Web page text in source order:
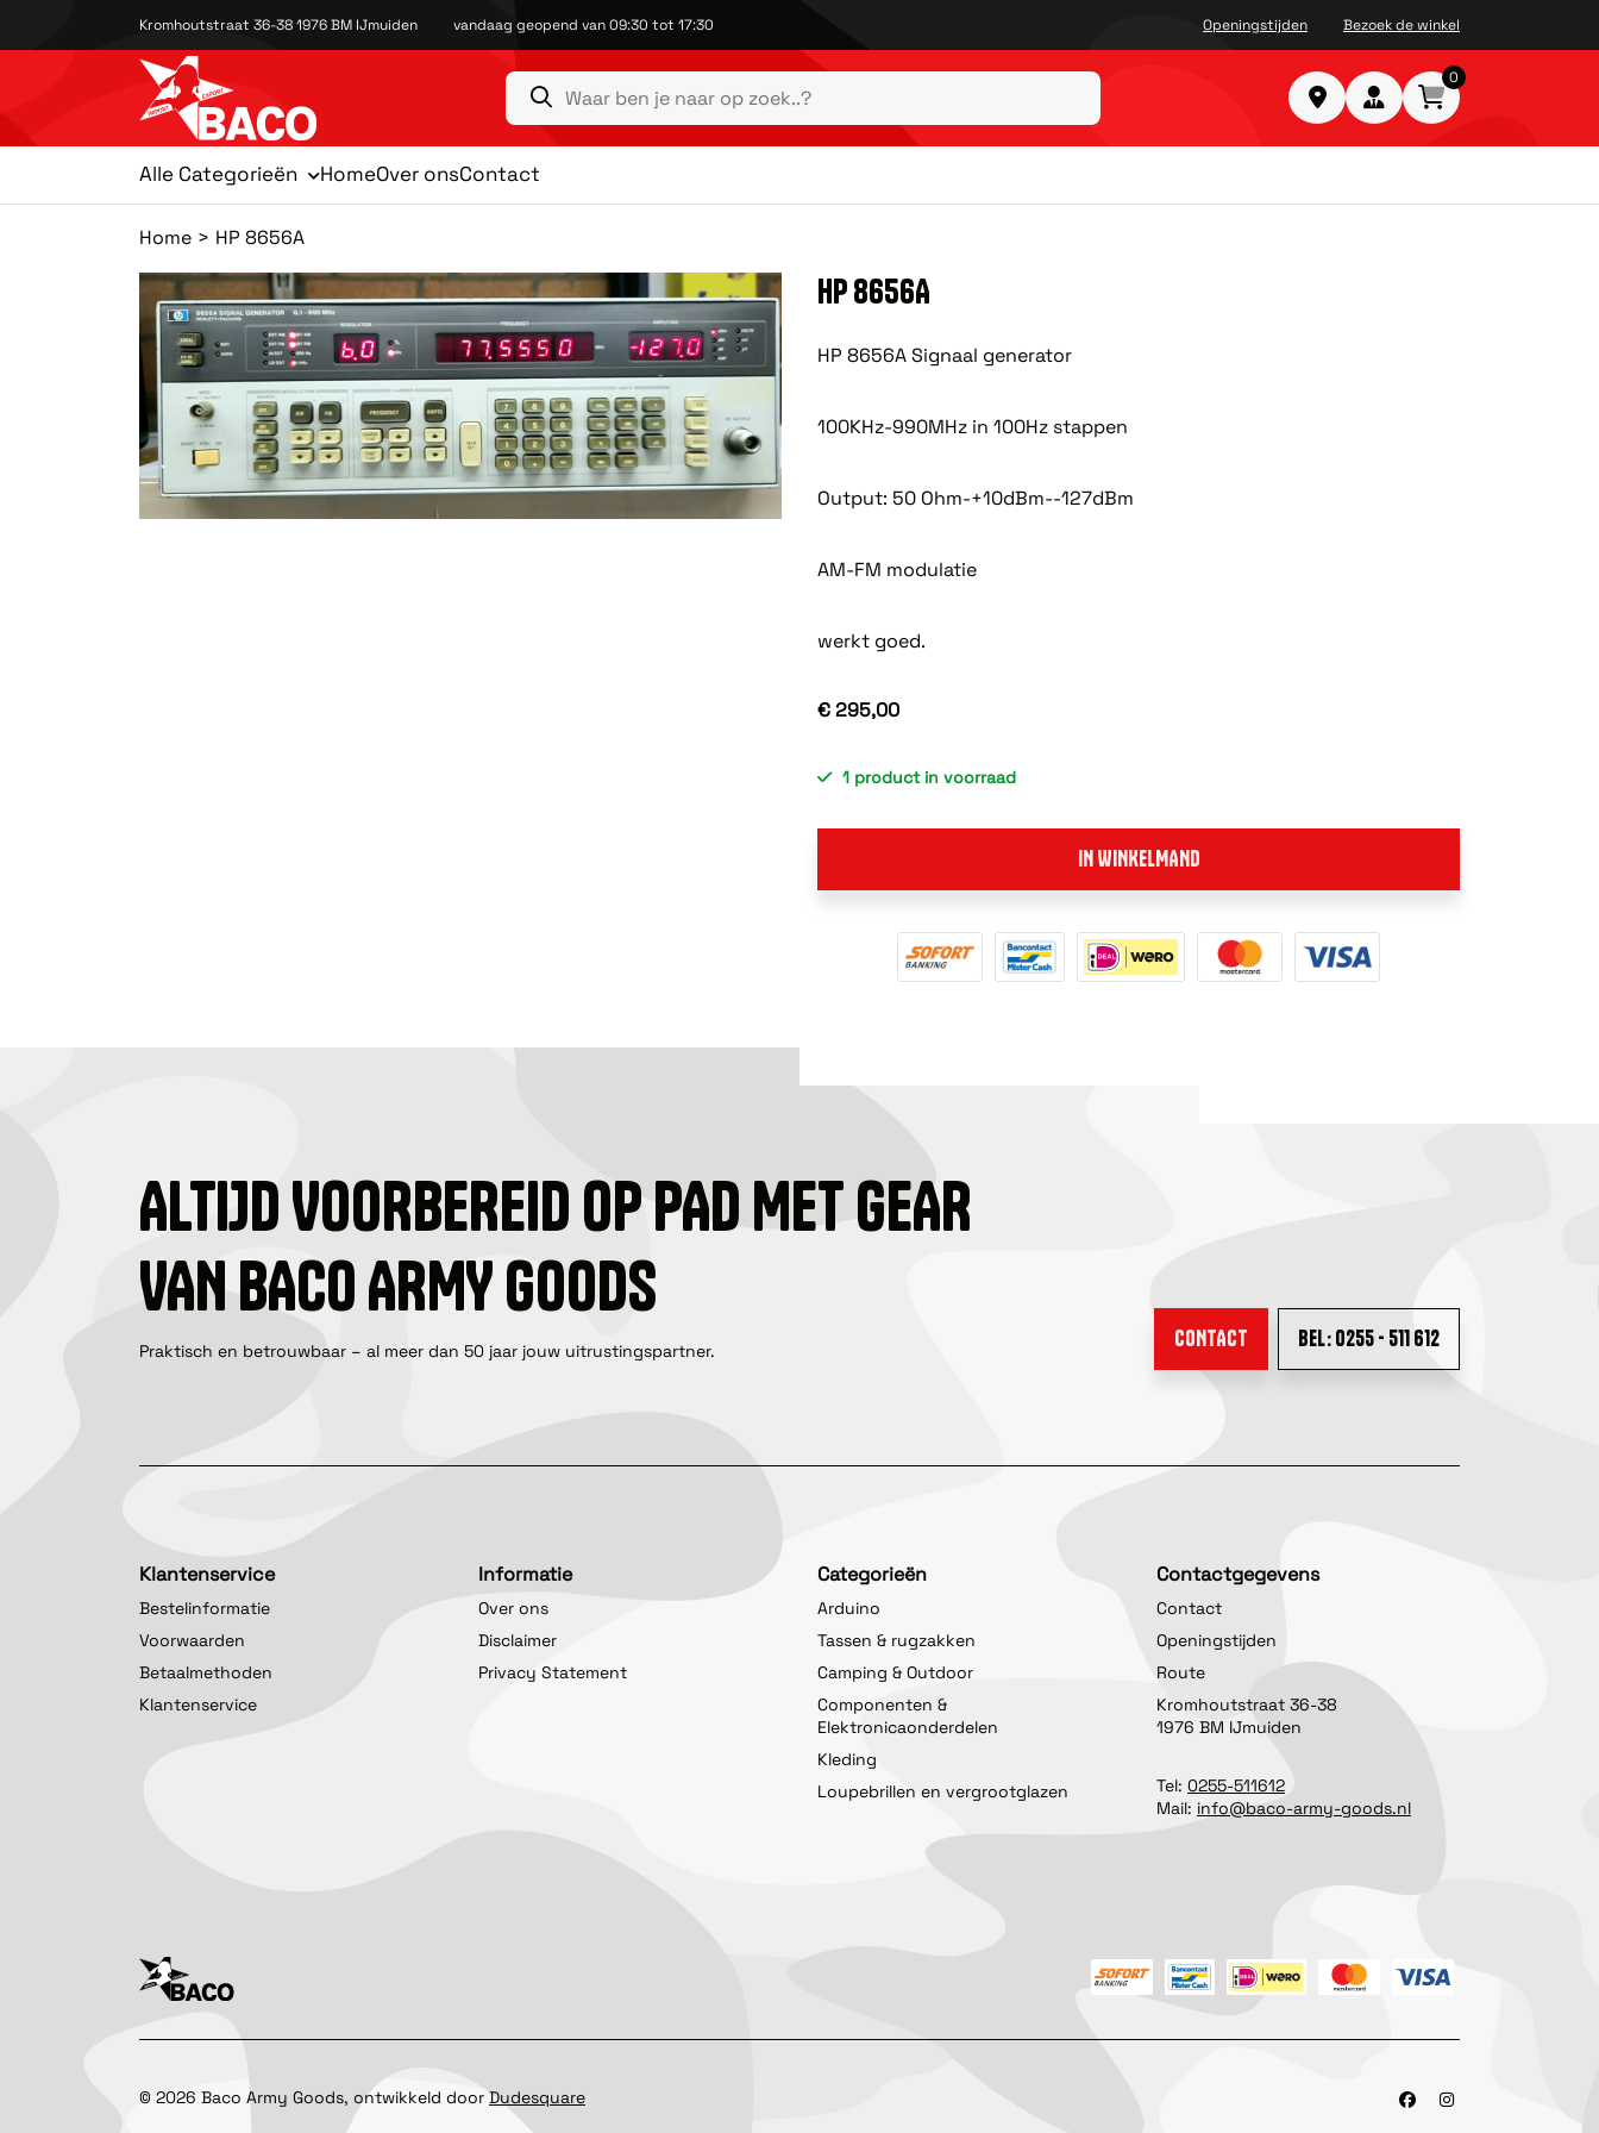
Kromhoutstraat 36-38 1976 BM IJmuiden vandaag geopend van 09:30 tot 17:30 Openingstijden Bezoek de winkel
0
Alle Categorieën HomeOver onsContact
Home HP 8656A
HP 8656A
HP 8656A Signaal generator
100KHz-990MHz in 100Hz stappen
Output: 50 Ohm-+10dBm--127dBm
AM-FM modulatie
werkt goed.
€ 295,00
1 product in voorraad
IN WINKELMAND
ALTIJD VOORBEREID OP PAD MET GEAR
VAN BACO ARMY GOODS
Praktisch en betrouwbaar – al meer dan 50 jaar jouw uitrustingspartner. CONTACT BEL: 0255 - 511 612
Klantenservice
Bestelinformatie
Voorwaarden
Betaalmethoden
Klantenservice
Informatie
Over ons
Disclaimer
Privacy Statement
Categorieën
Arduino
Tassen & rugzakken
Camping & Outdoor
Componenten &
Elektronicaonderdelen
Kleding
Loupebrillen en vergrootglazen
Contactgegevens
Contact
Openingstijden
Route
Kromhoutstraat 36-38
1976 BM IJmuiden
Tel: 0255-511612
Mail: info@baco-army-goods.nl
© 2026 Baco Army Goods, ontwikkeld doorDudesquare